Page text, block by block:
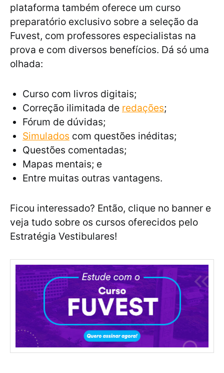
plataforma também oferece um curso
preparatório exclusivo sobre a seleção da
Fuvest, com professores especialistas na
prova e com diversos benefícios. Dá só uma
olhada:
Curso com livros digitais;
Correção ilimitada de redações;
Fórum de dúvidas;
Simulados com questões inéditas;
Questões comentadas;
Mapas mentais; e
Entre muitas outras vantagens.
Ficou interessado? Então, clique no banner e
veja tudo sobre os cursos oferecidos pelo
Estratégia Vestibulares!